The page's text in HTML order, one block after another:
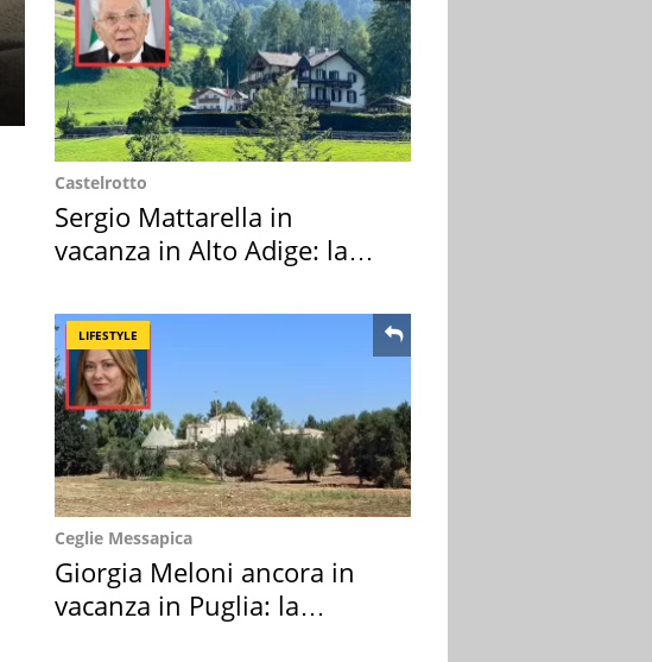
Castelrotto
Sergio Mattarella in
vacanza in Alto Adige: la
LIFESTYLE
Ceglie Messapica
Giorgia Meloni ancora in
vacanza in Puglia: la